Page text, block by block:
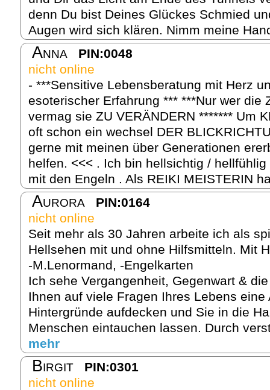
denn Du bist Deines Glückes Schmied
Augen wird sich klären. Nimm meine
Anna
PIN:0048
nicht online
- ***Sensitive Lebensberatung mit Herz
esoterischer Erfahrung *** ***Nur wer die
vermag sie ZU VERÄNDERN ******* Um
oft schon ein wechsel DER
gerne mit meinen über Generationen
helfen. <<< . Ich bin hellsichtig /
mit den Engeln . Als REIKI MEISTERIN
Aurora
PIN:0164
nicht online
Seit mehr als 30 Jahren arbeite ich als
Hellsehen mit und ohne Hilfsmitteln. Mit
-M.Lenormand, -Engelkarten
Ich sehe Vergangenheit, Gegenwart &
Ihnen auf viele Fragen Ihres Lebens eine
Hintergründe aufdecken und Sie in die
Menschen eintauchen lassen. Durch
mehr
Birgit
PIN:0301
nicht online